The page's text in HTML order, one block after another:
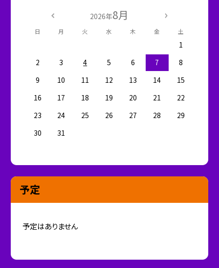
2026年8月
日 月 火 水 木 金 土
1
2
3 4 5 6 7
8
9
10 11 12 13 14
15
16
17 18 19 20 21
22
23
24 25 26 27 28
29
30
31
予定
予定はありません